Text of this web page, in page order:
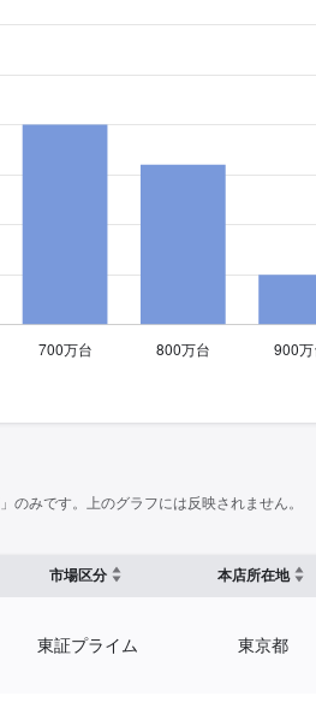
みです。上のグラフには反映されません。
市場区分 本店所在地
東証プライム 東京都